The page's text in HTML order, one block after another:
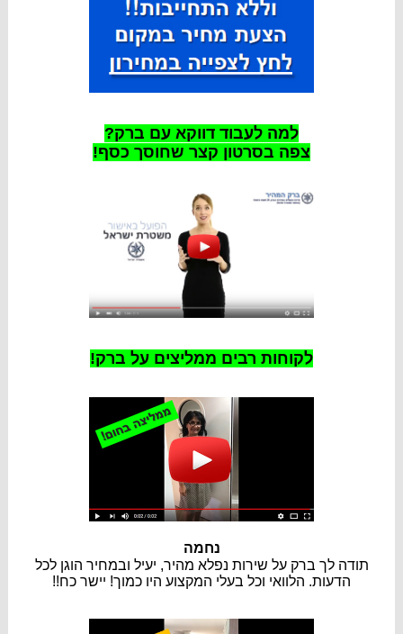
למה לעבוד דווקא עם ברק?
צפה בסרטון קצר שחוסך כסף!
לקוחות רבים ממליצים על ברק!
נחמה
תודה לך ברק על שירות נפלא מהיר, יעיל ובמחיר הוגן לכל
הדעות. הלוואי וכל בעלי המקצוע היו כמוך! יישר כח!!